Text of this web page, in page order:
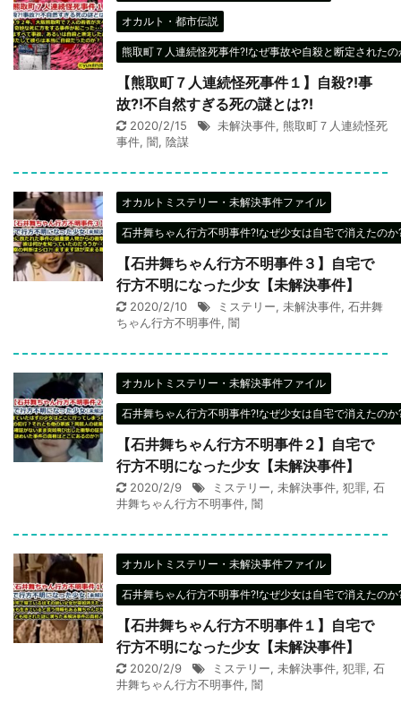
オカルト・都市伝説
熊取町７人連続怪死事件?!なぜ事故や自殺と断定された
【熊取町７人連続怪死事件１】自殺?!事
故?!不自然すぎる死の謎とは?!
2020/2/15 未解決事件, 熊取町７人連続怪死
事件, 闇, 陰謀
オカルトミステリー・未解決事件ファイル
石井舞ちゃん行方不明事件?!なぜ少女は自宅で消えたのか
【石井舞ちゃん行方不明事件３】自宅で
行方不明になった少女【未解決事件】
2020/2/10 ミステリー, 未解決事件, 石井舞
ちゃん行方不明事件, 闇
オカルトミステリー・未解決事件ファイル
石井舞ちゃん行方不明事件?!なぜ少女は自宅で消えたのか
【石井舞ちゃん行方不明事件２】自宅で
行方不明になった少女【未解決事件】
2020/2/9 ミステリー, 未解決事件, 犯罪, 石
井舞ちゃん行方不明事件, 闇
オカルトミステリー・未解決事件ファイル
石井舞ちゃん行方不明事件?!なぜ少女は自宅で消えたのか
【石井舞ちゃん行方不明事件１】自宅で
行方不明になった少女【未解決事件】
2020/2/9 ミステリー, 未解決事件, 犯罪, 石
井舞ちゃん行方不明事件, 闇